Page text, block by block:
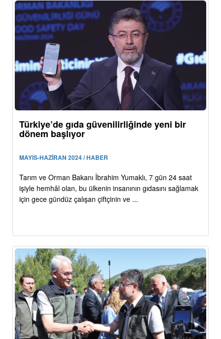
Türkiye’de gıda güvenilirliğinde yeni bir
dönem başlıyor
MAYIS-HAZİRAN 2024 / HABER
Tarım ve Orman Bakanı İbrahim Yumaklı, 7 gün 24 saat
işiyle hemhâl olan, bu ülkenin insanının gıdasını sağlamak
için gece gündüz çalışan çiftçinin ve ...